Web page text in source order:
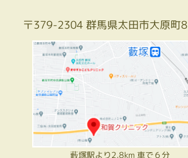
〒379-2304 群馬県太田市大原町
藪塚駅より2.8km 車で６分